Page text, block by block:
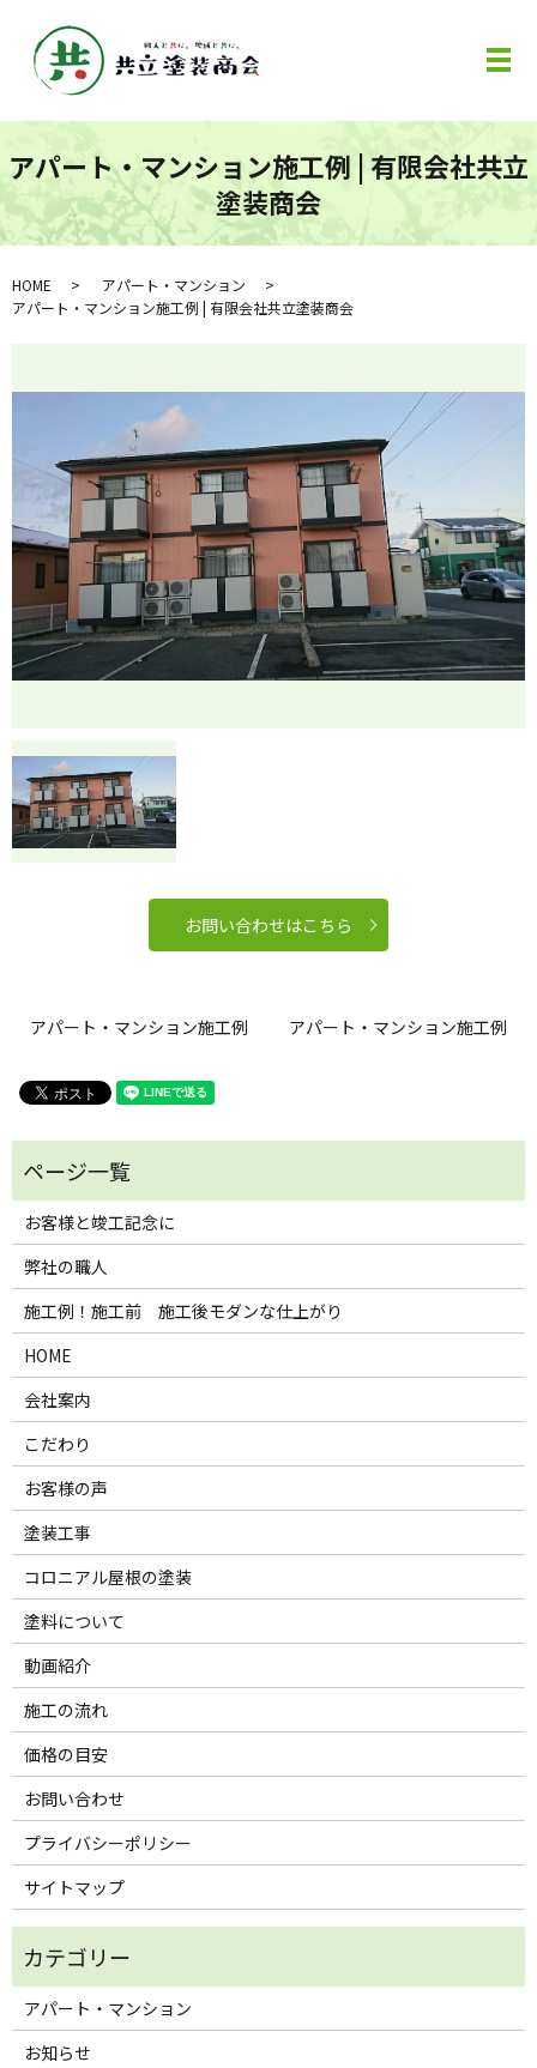
メ
アパート・マンション施工例 | 有限会社共立
塗装商会
HOME
アパート・マンション
アパート・マンション施工例 | 有限会社共立塗装商会
お問い合わせはこちら
アパート・マンション施工例 アパート・マンション施工例
お客様と竣工記念に
弊社の職人
施工例！施工前 施工後モダンな仕上がり
HOME
会社案内
こだわり
お客様の声
塗装工事
コロニアル屋根の塗装
塗料について
動画紹介
施工の流れ
価格の目安
お問い合わせ
プライバシーポリシー
サイトマップ
アパート・マンション
お知らせ